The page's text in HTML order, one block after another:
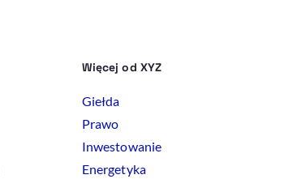
Więcej od XYZ
Giełda
Prawo
Inwestowanie
Energetyka